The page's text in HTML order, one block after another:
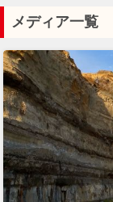
メディア一覧